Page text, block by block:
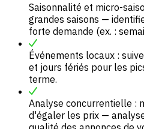
Saisonnalité et micro-
grandes saisons —
forte demande (ex. :
Événements locaux :
et jours fériés pour les
terme.
Analyse concurrentielle :
d'égaler les prix —